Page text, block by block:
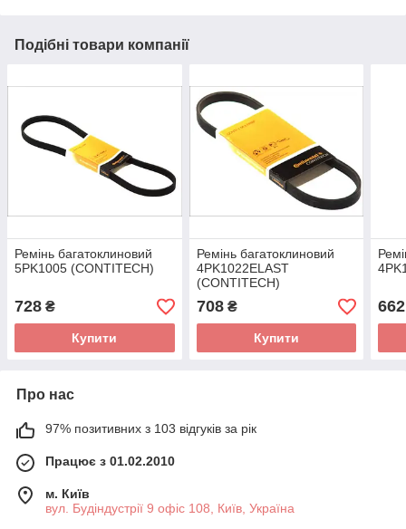
Подібні товари компанії
Ремінь багатоклиновий
5PK1005 (CONTITECH)
728 ₴
Купити
Ремінь багатоклиновий
4PK1022ELAST
(CONTITECH)
708₴
Купити
662
Про нас
97% позитивних з 103 відгуків за рік
Працює з 01.02.2010
м. Київ
вул. Будіндустрії 9 офіс 108, Київ, Україна